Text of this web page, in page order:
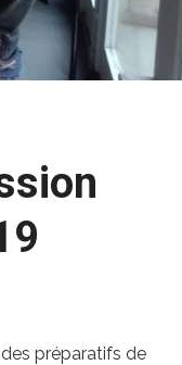
préparatifs de